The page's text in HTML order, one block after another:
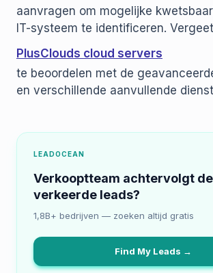
aanvragen om mogelijke
IT-systeem te identificeren.
PlusClouds cloud servers
te beoordelen met de
en verschillende aanvullende
LEADOCEAN
Verkooptteam achtervolgt de
verkeerde leads?
1,8B+ bedrijven — zoeken altijd gratis
Find My Leads →